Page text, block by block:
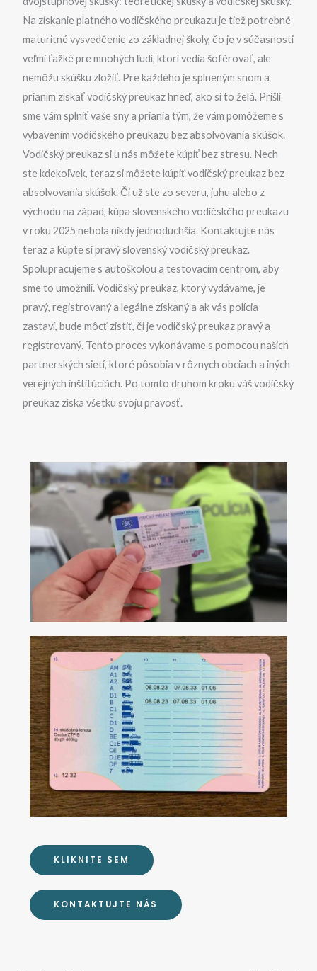
Na získanie platného vodičského preukazu je tiež potrebné
maturitné vysvedčenie zo základnej školy, čo je v súčasnosti
veľmi ťažké pre mnohých ľudí, ktorí vedia šoférovať, ale
nemôžu skúšku zložiť. Pre každého je splneným snom a
prianím získať vodičský preukaz hneď, ako si to želá. Prišli
sme vám splniť vaše sny a priania tým, že vám pomôžeme s
vybavením vodičského preukazu bez absolvovania skúšok.
Vodičský preukaz si u nás môžete kúpiť bez stresu. Nech
ste kdekoľvek, teraz si môžete kúpiť vodičský preukaz bez
absolvovania skúšok. Či už ste zo severu, juhu alebo z
východu na západ, kúpa slovenského vodičského preukazu
v roku 2025 nebola nikdy jednoduchšia. Kontaktujte nás
teraz a kúpte si pravý slovenský vodičský preukaz.
Spolupracujeme s autoškolou a testovacím centrom, aby
sme to umožnili. Vodičský preukaz, ktorý vydávame, je
pravý, registrovaný a legálne získaný a ak vás polícia
zastaví, bude môcť zistiť, či je vodičský preukaz pravý a
registrovaný. Tento proces vykonávame s pomocou našich
partnerských sietí, ktoré pôsobia v rôznych obciach a iných
verejných inštitúciách. Po tomto druhom kroku váš vodičský
preukaz získa všetku svoju pravosť.
KLIKNITE SEM
KONTAKTUJTE NÁS